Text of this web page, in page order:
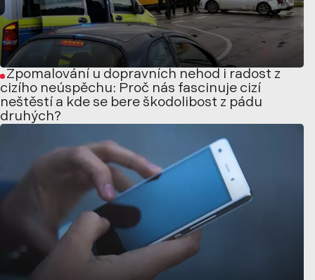
Zpomalování u dopravních nehod i radost z
cizího neúspěchu: Proč nás fascinuje cizí
neštěstí a kde se bere škodolibost z pádu
druhých?